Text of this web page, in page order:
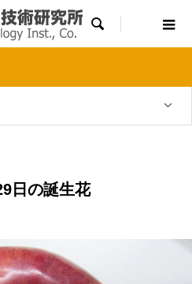

日の誕生花